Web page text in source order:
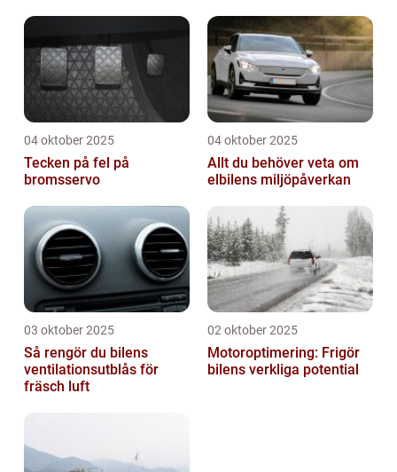
04 oktober 2025
Tecken på fel på
bromsservo
04 oktober 2025
Allt du behöver veta om
elbilens miljöpåverkan
03 oktober 2025
Så rengör du bilens
ventilationsutblås för
fräsch luft
02 oktober 2025
Motoroptimering: Frigör
bilens verkliga potential